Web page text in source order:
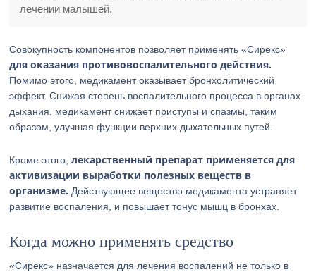
лечении малышей.
Совокупность компонентов позволяет применять «Сирекс»
для оказания противовоспалительного действия.
Помимо этого, медикамент оказывает бронхолитический
эффект. Снижая степень воспалительного процесса в органах
дыхания, медикамент снижает приступы и спазмы, таким
образом, улучшая функции верхних дыхательных путей.
Кроме этого,лекарственный препарат применяется для
активизации выработки полезных веществ в
организме. Действующее вещество медикамента устраняет
развитие воспаления, и повышает тонус мышц в бронхах.
Когда можно применять средство
«Сирекс» назначается для лечения воспалений не только в